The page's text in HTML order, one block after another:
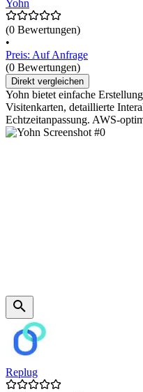
Yohn
(0 Bewertungen)
•
Preis: Auf Anfrage
(0 Bewertungen)
Direkt vergleichen
Yohn bietet einfache
Visitenkarten, detaillierte
Echtzeitanpassung. AWS-
Replug